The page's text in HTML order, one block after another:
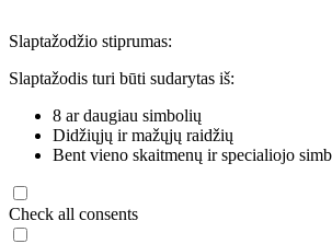
Slaptažodžio stiprumas:
Slaptažodis turi būti sudarytas iš:
8 ar daugiau simbolių
Didžiųjų ir mažųjų raidžių
Bent vieno skaitmenų ir specialiojo
Check all consents